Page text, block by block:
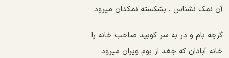
ﺁﻥ ﻧﻤﮏ ﻧﺸﻨﺎﺱ ، ﺑﺸﮑﺴﺘﻪ ﻧﻤﮑﺪﺍﻥ ﻣﯿﺮﻭﺩ
ﮔﺮﭼﻪ ﺑﺎﻡ ﻭ ﺩﺭ ﺑﻪ ﺳﺮ ﮐﻮﺑﯿﺪ ﺻﺎﺣﺐ ﺧﺎﻧﻪ ﺭﺍ
ﺧﺎﻧﻪ ﺁﺑﺎﺩﺍﻥ ﮐﻪ ﺟﻐﺪ ﺍﺯ ﺑﻮﻡ ﻭﯾﺮﺍﻥ ﻣﯿﺮﻭﺩ